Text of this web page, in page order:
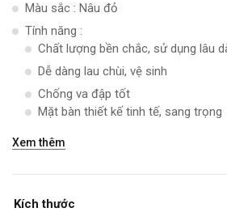
Màu sắc : Nâu đỏ
Tính năng :
Chất lượng bền chắc, sử dụng lâu
Dễ dàng lau chùi, vệ sinh
Chống va đập tốt
Mặt bàn thiết kế tinh tế, sang trọng
Xem thêm
Kích thước